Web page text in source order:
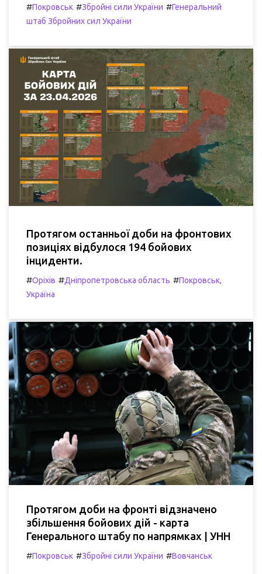
#Покровськ #Збройні сили України #Генеральний
штаб Збройних сил України
Протягом останньої доби на фронтових
позиціях відбулося 194 бойових
інциденти.
#Оріхів #Дніпропетровська область #Покровськ,
Україна
Протягом доби на фронті відзначено
збільшення бойових дій - карта
Генерального штабу по напрямках | УНН
#Покровськ #Збройні сили України #Вовчанськ